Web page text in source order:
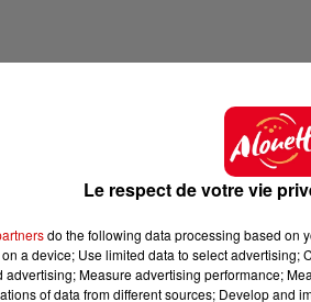
Le respect de votre vie
do the following data processing based on
a device; Use limited data to select
advertising; Measure advertising performance;
of data from different sources; Develop and